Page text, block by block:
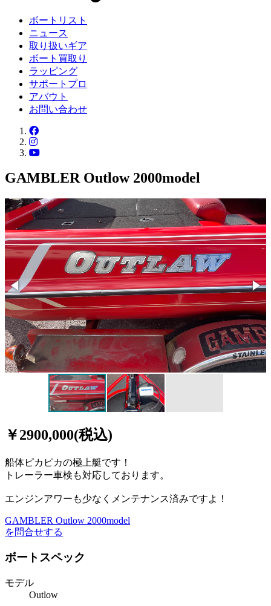
ボートリスト
ニュース
取り扱いギア
ボート買取り
ラッピング
サポートプロ
アバウト
お問い合わせ
GAMBLER Outlow 2000model
￥2900,000(税込)
船体ピカピカの極上艇です！
トレーラー車検も対応しております。
エンジンアワーも少なくメンテナンス済みですよ！
GAMBLER Outlow 2000model
を問合せする
ボートスペック
モデル
Outlow